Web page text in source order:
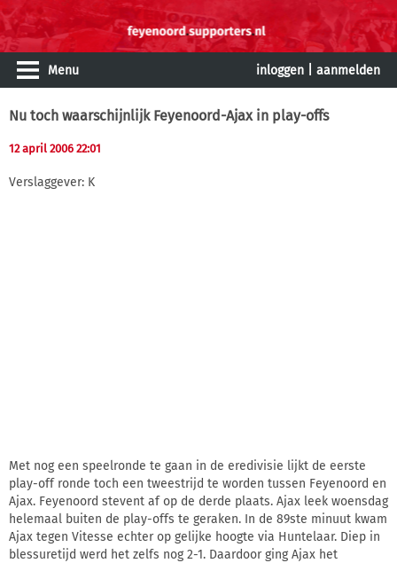
Menu inloggen aanmelden
Nu toch waarschijnlijk Feyenoord-Ajax in play-offs
12 april 2006 22:01
Verslaggever: K
Met nog een speelronde te gaan in de eredivisie lijkt de eerste
play-off ronde toch een tweestrijd te worden tussen Feyenoord en
Ajax. Feyenoord stevent af op de derde plaats. Ajax leek woensdag
helemaal buiten de play-offs te geraken. In de 89ste minuut kwam
Ajax tegen Vitesse echter op gelijke hoogte via Huntelaar. Diep in
blessuretijd werd het zelfs nog 2-1. Daardoor ging Ajax het